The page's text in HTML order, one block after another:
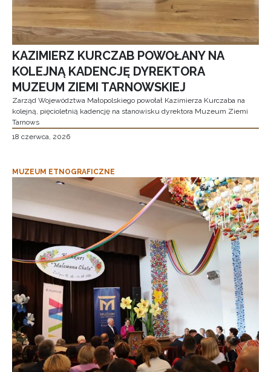
KAZIMIERZ KURCZAB POWOŁANY NA
KOLEJNĄ KADENCJĘ DYREKTORA
MUZEUM ZIEMI TARNOWSKIEJ
Zarząd Województwa Małopolskiego powołał Kazimierza Kurczaba na
kolejną, pięcioletnią kadencję na stanowisku dyrektora Muzeum Ziemi
Tarnows
18 czerwca, 2026
MUZEUM ETNOGRAFICZNE